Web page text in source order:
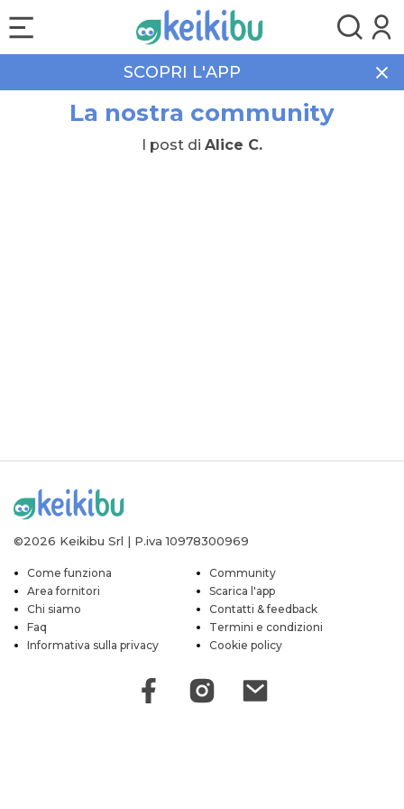
SCOPRI L'APP
La nostra community
I post di Alice C.
©2026 Keikibu Srl | P.iva 10978300969
Come funziona
Community
Area fornitori
Scarica l'app
Chi siamo
Contatti & feedback
Faq
Termini e condizioni
Informativa sulla privacy
Cookie policy